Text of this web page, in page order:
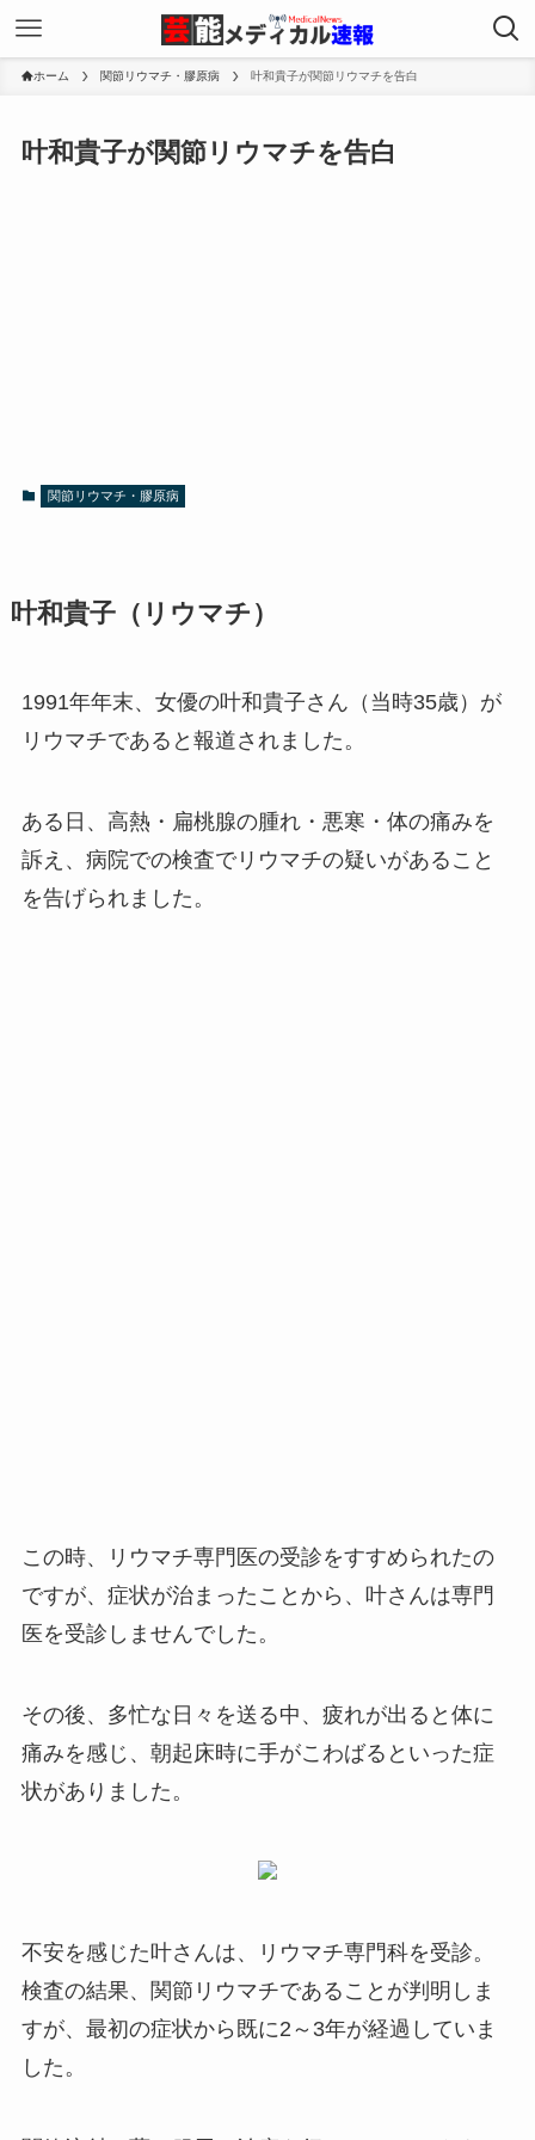
ホーム 関節リウマチ・膠原病 叶和貴子が関節リウマチを告白
叶和貴子が関節リウマチを告白
関節リウマチ・膠原病
叶和貴子（リウマチ）
1991年年末、女優の叶和貴子さん（当時35歳）が
リウマチであると報道されました。
ある日、高熱・扁桃腺の腫れ・悪寒・体の痛みを
訴え、病院での検査でリウマチの疑いがあること
を告げられました。
この時、リウマチ専門医の受診をすすめられたの
ですが、症状が治まったことから、叶さんは専門
医を受診しませんでした。
その後、多忙な日々を送る中、疲れが出ると体に
痛みを感じ、朝起床時に手がこわばるといった症
状がありました。
不安を感じた叶さんは、リウマチ専門科を受診。
検査の結果、関節リウマチであることが判明しま
すが、最初の症状から既に2～3年が経過していま
した。